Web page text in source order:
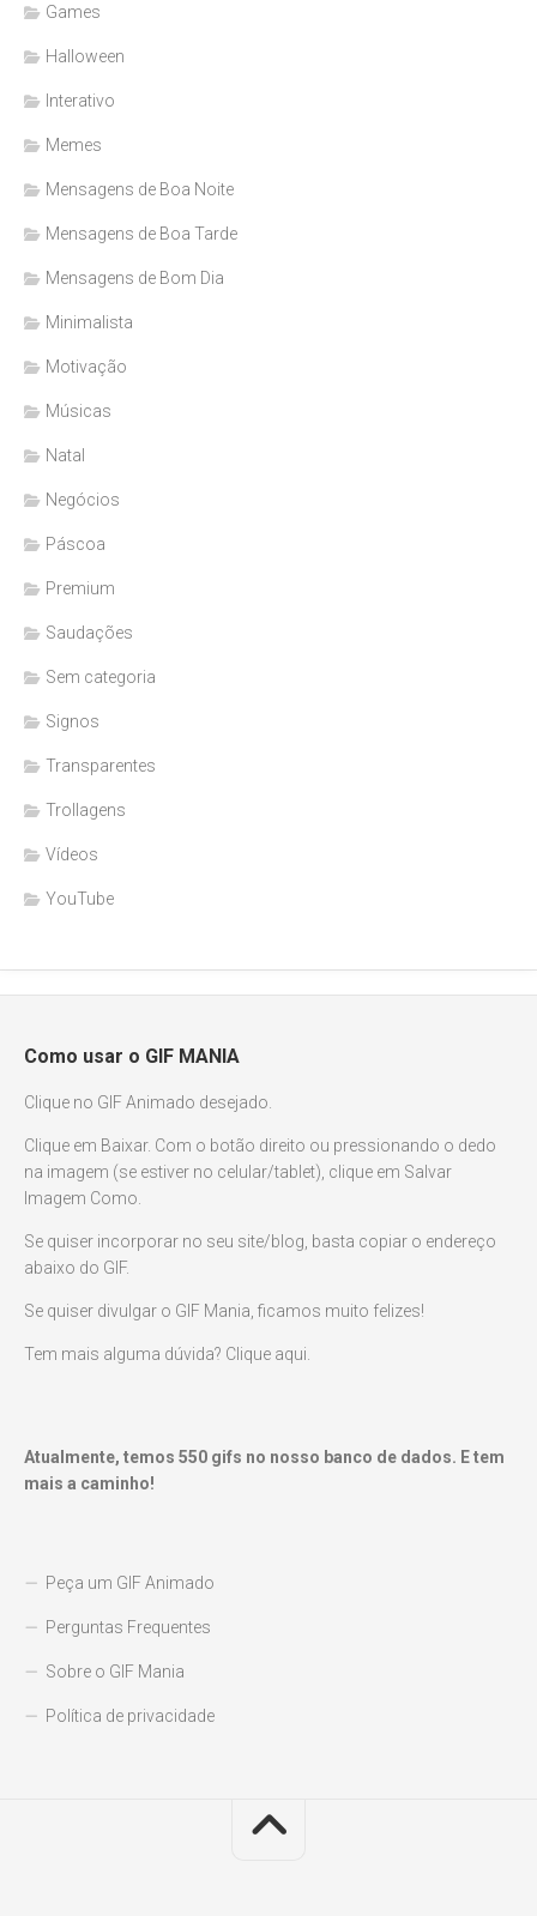
Games
Halloween
Interativo
Memes
Mensagens de Boa Noite
Mensagens de Boa Tarde
Mensagens de Bom Dia
Minimalista
Motivação
Músicas
Natal
Negócios
Páscoa
Premium
Saudações
Sem categoria
Signos
Transparentes
Trollagens
Vídeos
YouTube
Como usar o GIF MANIA
Clique no GIF Animado desejado.
Clique em Baixar. Com o botão direito ou pressionando o dedo
na imagem (se estiver no celular/tablet), clique em Salvar
Imagem Como.
Se quiser incorporar no seu site/blog, basta copiar o endereço
abaixo do GIF.
Se quiser divulgar o GIF Mania, ficamos muito felizes!
Tem mais alguma dúvida? Clique aqui.
Atualmente, temos 550 gifs no nosso banco de dados. E tem
mais a caminho!
Peça um GIF Animado
Perguntas Frequentes
Sobre o GIF Mania
Política de privacidade